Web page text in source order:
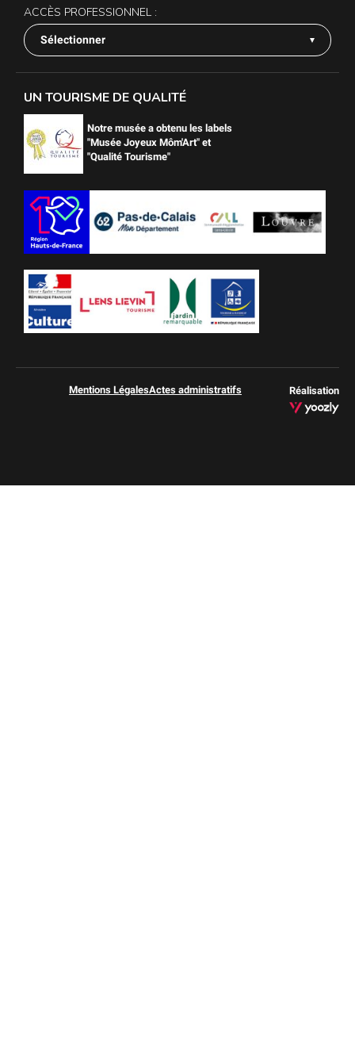
ACCÈS PROFESSIONNEL :
Sélectionner
UN TOURISME DE QUALITÉ
Notre musée a obtenu les labels
"Musée Joyeux Môm'Art" et
"Qualité Tourisme"
Mentions LégalesActes administratifs Réalisation